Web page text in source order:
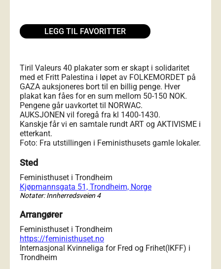
LEGG TIL FAVORITTER
Tiril Valeurs 40 plakater som er skapt i solidaritet
med et Fritt Palestina i løpet av FOLKEMORDET på
GAZA auksjoneres bort til en billig penge. Hver
plakat kan fåes for en sum mellom 50-150 NOK.
Pengene går uavkortet til NORWAC.
AUKSJONEN vil foregå fra kl 1400-1430.
Kanskje får vi en samtale rundt ART og AKTIVISME i
etterkant.
Foto: Fra utstillingen i Feministhusets gamle lokaler.
Sted
Feministhuset i Trondheim
Kjøpmannsgata 51, Trondheim, Norge
Notater: Innherredsveien 4
Arrangører
Feministhuset i Trondheim
https://feministhuset.no
Internasjonal Kvinneliga for Fred og Frihet(IKFF) i
Trondheim